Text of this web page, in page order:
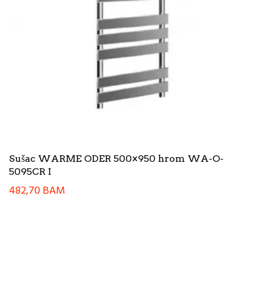
Sušac WARME ODER 500×950 hrom WA-O-
5095CR I
482,70BAM